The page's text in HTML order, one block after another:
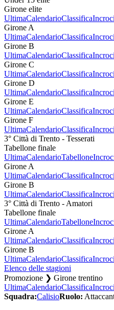
Girone elite
UltimaCalendarioClassificaIncroci
Girone A
UltimaCalendarioClassificaIncroci
Girone B
UltimaCalendarioClassificaIncroci
Girone C
UltimaCalendarioClassificaIncroci
Girone D
UltimaCalendarioClassificaIncroci
Girone E
UltimaCalendarioClassificaIncroci
Girone F
UltimaCalendarioClassificaIncroci
3° Città di Trento - Tesserati
Tabellone finale
UltimaCalendarioTabellone
Girone A
UltimaCalendarioClassificaIncroci
Girone B
UltimaCalendarioClassificaIncroci
3° Città di Trento - Amatori
Tabellone finale
UltimaCalendarioTabellone
Girone A
UltimaCalendarioClassificaIncroci
Girone B
UltimaCalendarioClassificaIncroci
Elenco delle stagioni
Promozione ❯ Girone trentino
UltimaCalendarioClassificaIncroci
Squadra:CalisioRuolo: